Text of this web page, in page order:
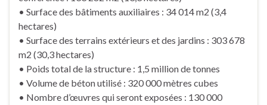
• Surface des bâtiments auxiliaires : 34 014 m2 (3,4
hectares)
• Surface des terrains extérieurs et des jardins : 303 678
m2 (30,3 hectares)
• Poids total de la structure : 1,5 million de tonnes
• Volume de béton utilisé : 320 000 mètres cubes
• Nombre d’œuvres qui seront exposées : 130 000